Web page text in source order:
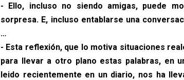
- Ello, incluso no siendo amigas, puede
sorpresa. E, incluso entablarse una
…
- Esta reflexión, que lo motiva situaciones
para llevar a otro plano estas palabras, en
leido recientemente en un diario, nos ha